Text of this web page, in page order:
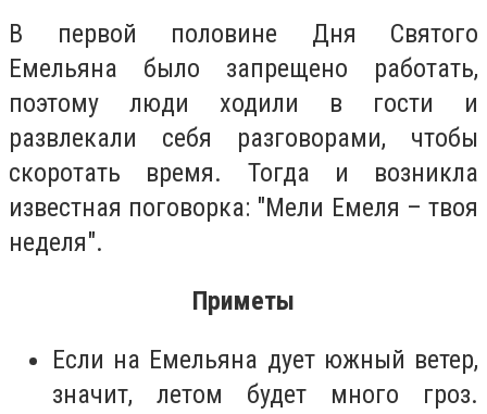
В первой половине Дня Святого
Емельяна было запрещено работать,
поэтому люди ходили в гости и
развлекали себя разговорами, чтобы
скоротать время. Тогда и возникла
известная поговорка: "Мели Емеля – твоя
неделя".
Приметы
Если на Емельяна дует южный ветер,
значит, летом будет много гроз.